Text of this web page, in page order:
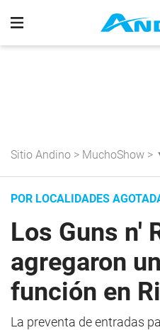
Sitio Andino > MuchoShow >
POR LOCALIDADES
Los Guns n'
agregaron
función en
La preventa de entradas